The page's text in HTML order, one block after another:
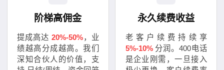
阶梯高佣金
提成高达 20%-50%，业
绩越高分成越高。我们
深知合伙人的价值，支
永久续费收益
老客户续费持续享
5%-10%分润。400电话
是企业刚需，一旦接入